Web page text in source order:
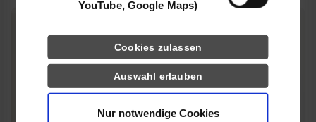
YouTube, Google Maps)
Cookies zulassen
Auswahl erlauben
Nur notwendige Cookies